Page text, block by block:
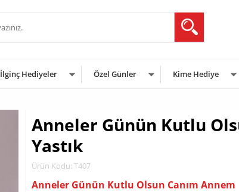
İlginç Hediyeler Özel Günler Kime Hediye
Anneler Günün Kutlu
Yastık
Ürün Kodu: T407
Anneler Günün Kutlu Olsun Canım Annem